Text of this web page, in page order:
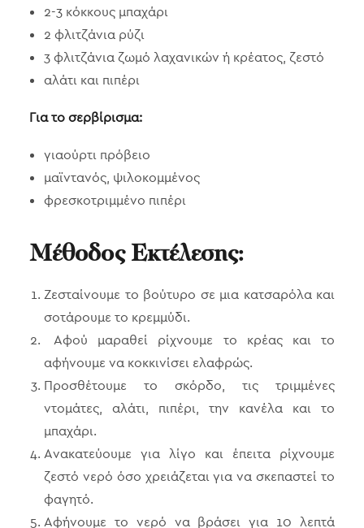
2-3 κόκκους μπαχάρι
2 φλιτζάνια ρύζι
3 φλιτζάνια ζωμό λαχανικών ή κρέατος, ζεστό
αλάτι και πιπέρι
Για το σερβίρισμα:
γιαούρτι πρόβειο
μαϊντανός, ψιλοκομμένος
φρεσκοτριμμένο πιπέρι
Μέθοδος Εκτέλεσης:
Ζεσταίνουμε το βούτυρο σε μια κατσαρόλα και
σοτάρουμε το κρεμμύδι.
Αφού μαραθεί ρίχνουμε το κρέας και το
αφήνουμε να κοκκινίσει ελαφρώς.
Προσθέτουμε το σκόρδο, τις τριμμένες
ντομάτες, αλάτι, πιπέρι, την κανέλα και το
μπαχάρι.
Ανακατεύουμε για λίγο και έπειτα ρίχνουμε
ζεστό νερό όσο χρειάζεται για να σκεπαστεί το
φαγητό.
Αφήνουμε το νερό να βράσει για 10 λεπτά